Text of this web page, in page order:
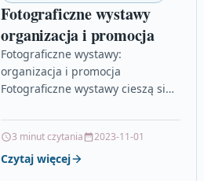
Fotograficzne wystawy
organizacja i promocja
Fotograficzne wystawy:
organizacja i promocja
Fotograficzne wystawy cieszą się
wśród artystów, jak i miłośników
sztuki. Jednak organizacja takiego
wydarzenia to zadanie…
3 minut czytania 2023-11-01
Czytaj więcej